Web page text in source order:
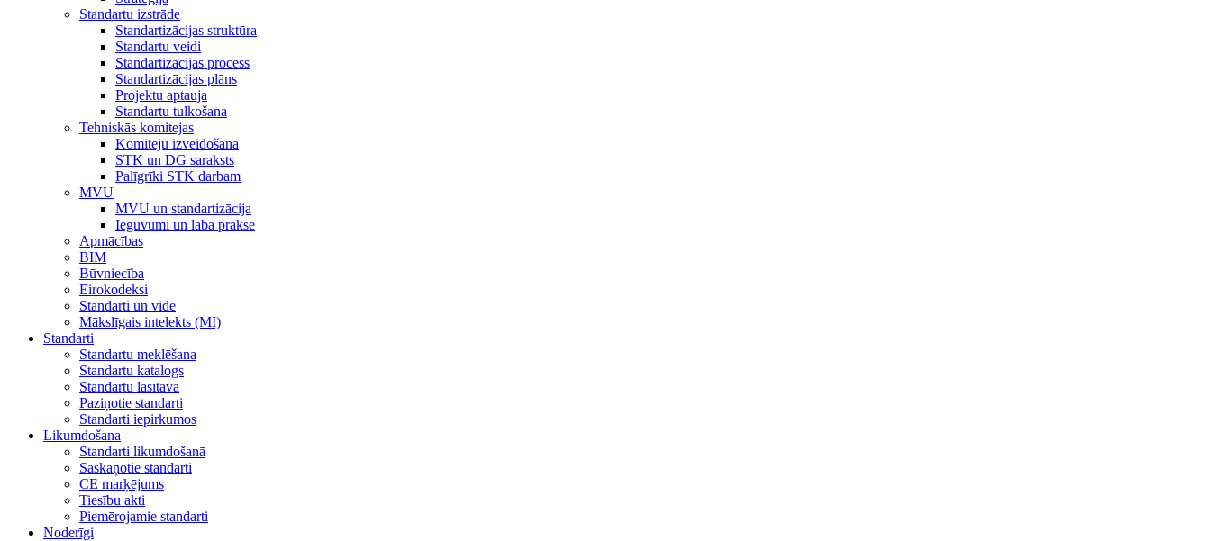
Standartu izstrāde
Standartizācijas struktūra
Standartu veidi
Standartizācijas process
Standartizācijas plāns
Projektu aptauja
Standartu tulkošana
Tehniskās komitejas
Komiteju izveidošana
STK un DG saraksts
Palīgrīki STK darbam
MVU
MVU un standartizācija
Ieguvumi un labā prakse
Apmācības
BIM
Būvniecība
Eirokodeksi
Standarti un vide
Mākslīgais intelekts (MI)
Standarti
Standartu meklēšana
Standartu katalogs
Standartu lasītava
Paziņotie standarti
Standarti iepirkumos
Likumdošana
Standarti likumdošanā
Saskaņotie standarti
CE marķējums
Tiesību akti
Piemērojamie standarti
Noderīgi